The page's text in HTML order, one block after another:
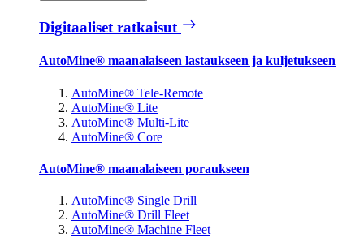
Digitaaliset ratkaisut
AutoMine® maanalaiseen lastaukseen ja kuljetukseen
AutoMine® Tele-Remote
AutoMine® Lite
AutoMine® Multi-Lite
AutoMine® Core
AutoMine® maanalaiseen poraukseen
AutoMine® Single Drill
AutoMine® Drill Fleet
AutoMine® Machine Fleet